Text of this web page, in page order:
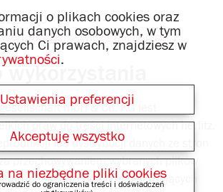
26-0
wykorzystania
mbH & Co. KG jest
praw do treści internetowych herlitz.
lub dystrybucji danych ze stron
przechowywaniem wybranych plików
urządzeniach magazynujących
o plikach cookies oraz
danych osobowych, w tym
Ci prawach, znajdziesz w
.
Ustawienia preferencji
Akceptuję wszystko
na niezbędne pliki cookies
do ograniczenia treści i doświadczeń